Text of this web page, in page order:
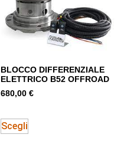
BLOCCO DIFFERENZIALE
ELETTRICO B52 OFFROAD
680,00 €
Scegli